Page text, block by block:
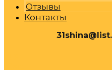
Отзывы
Контакты